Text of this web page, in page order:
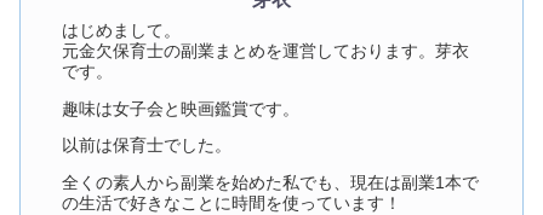
はじめまして。
元金欠保育士の副業まとめを運営しております。芽衣
です。
趣味は女子会と映画鑑賞です。
以前は保育士でした。
全くの素人から副業を始めた私でも、現在は副業1本で
の生活で好きなことに時間を使っています！